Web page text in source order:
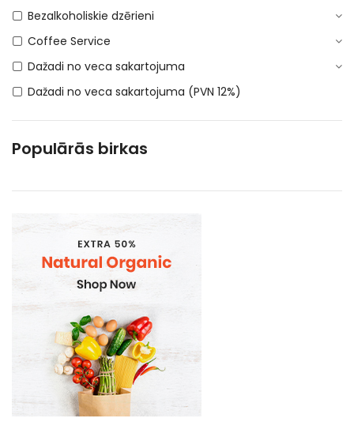
Bezalkoholiskie dzērieni
Coffee Service
Dažadi no veca sakartojuma
Dažadi no veca sakartojuma (PVN 12%)
DEPOSITA IEPAKOJUMS
E-Cigaretes
Kosmētika un higiēnas produkti
Mājsaimniecības preces
Sadzīves ķīmija
Sadzīves preces un piederumi
Vienreizlietojamie trauki
Ātrās uzkodas
Auksto dzērienu/ēdienu trauki
Bagasse (cukurniedru šķiedras) ēdiena kārbas
Bagasse (cukurniedru šķiedras) trauki
Bio atkritumu maisi
Populārās birkas